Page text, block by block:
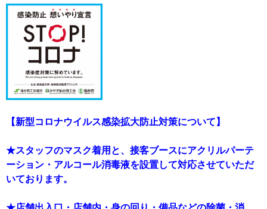
【新型コロナウイルス感染拡大防止対策について】
★スタッフのマスク着用と、接客ブースにアクリルパーテ
ーション・アルコール消毒液を設置して対応させていただ
いております。